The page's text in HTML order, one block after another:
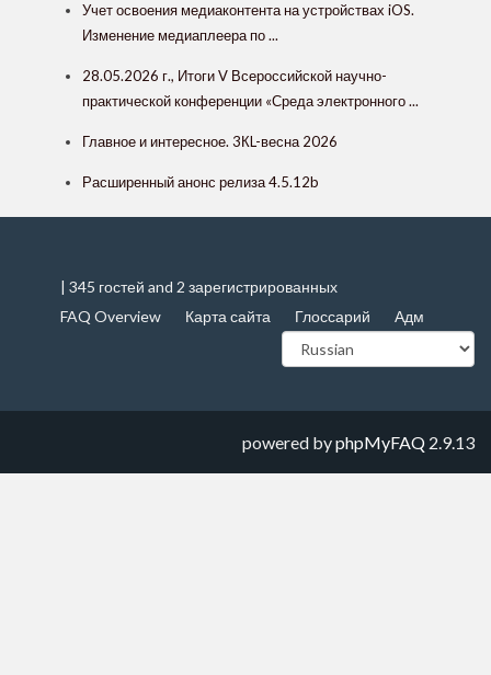
Учет освоения медиаконтента на устройствах iOS.
Изменение медиаплеера по ...
28.05.2026 г., Итоги V Всероссийской научно-
практической конференции «Среда электронного ...
Главное и интересное. 3КL-весна 2026
Расширенный анонс релиза 4.5.12b
| 345 гостей and 2 зарегистрированных
FAQ Overview
Карта сайта Глоссарий Адм
powered byphpMyFAQ 2.9.13